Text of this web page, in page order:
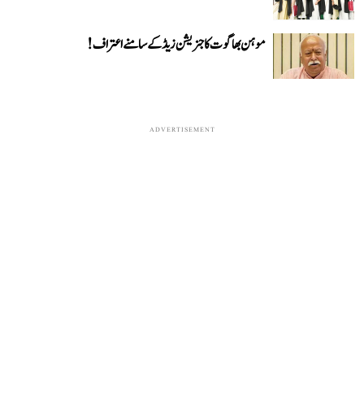
موہن بھاگوت کا جنریشن زیڈ کے سامنے اعتراف!
ADVERTISEMENT